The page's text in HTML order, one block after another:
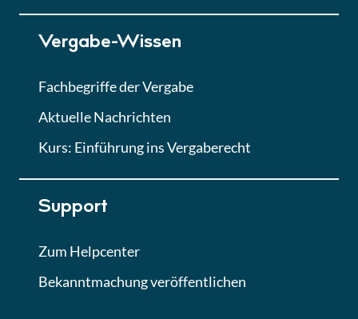
Lektion 7
Finales Quiz
Vergabe-Wissen
Fachbegriffe der Vergabe
Aktuelle Nachrichten
Kurs: Einführung ins Vergaberecht
Support
Zum Helpcenter
Bekanntmachung veröffentlichen